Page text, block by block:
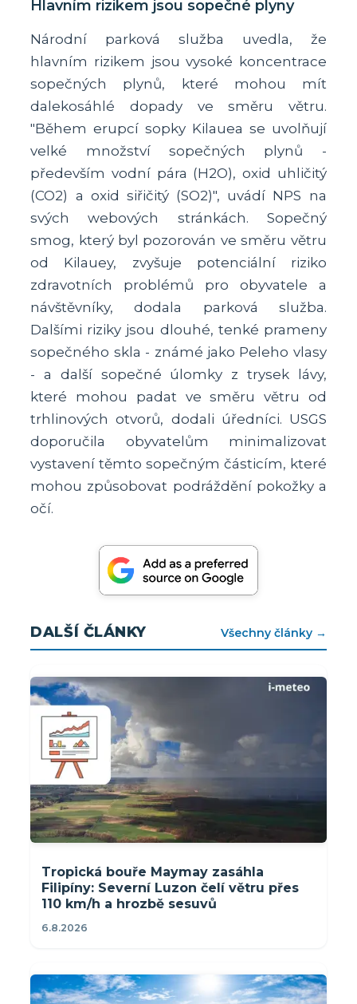
Hlavním rizikem jsou sopečné plyny
Národní parková služba uvedla, že
hlavním rizikem jsou vysoké koncentrace
sopečných plynů, které mohou mít
dalekosáhlé dopady ve směru větru.
"Během erupcí sopky Kilauea se uvolňují
velké množství sopečných plynů -
především vodní pára (H2O), oxid uhličitý
(CO2) a oxid siřičitý (SO2)", uvádí NPS na
svých webových stránkách. Sopečný
smog, který byl pozorován ve směru větru
od Kilauey, zvyšuje potenciální riziko
zdravotních problémů pro obyvatele a
návštěvníky, dodala parková služba.
Dalšími riziky jsou dlouhé, tenké prameny
sopečného skla - známé jako Peleho vlasy
- a další sopečné úlomky z trysek lávy,
které mohou padat ve směru větru od
trhlinových otvorů, dodali úředníci. USGS
doporučila obyvatelům minimalizovat
vystavení těmto sopečným částicím, které
mohou způsobovat podráždění pokožky a
očí.
DALŠÍ ČLÁNKY Všechny články →
Tropická bouře Maymay zasáhla
Filipíny: Severní Luzon čelí větru přes
110 km/h a hrozbě sesuvů
6.8.2026